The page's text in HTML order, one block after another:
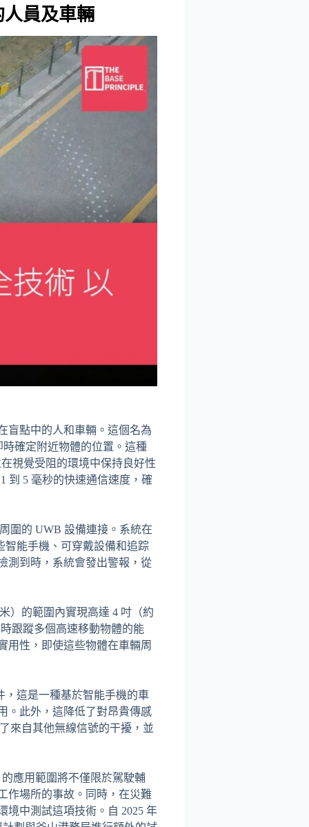
員及車輛
盲點中的人和車輛。這個名為
確定附近物體的位置。這種
視覺受阻的環境中保持良好性
到 5 毫秒的快速通信速度，確
圍的 UWB 設備連接。系統在
智能手機、可穿戴設備和追踪
測到時，系統會發出警報，從
）的範圍內實現高達 4 吋（約
跟蹤多個高速移動物體的能
用性，即使這些物體在車輛周
，這是一種基於智能手機的車
。此外，這降低了對昂貴傳感
來自其他無線信號的干擾，並
應用範圍將不僅限於駕駛輔
作場所的事故。同時，在災難
境中測試這項技術。自 2025 年